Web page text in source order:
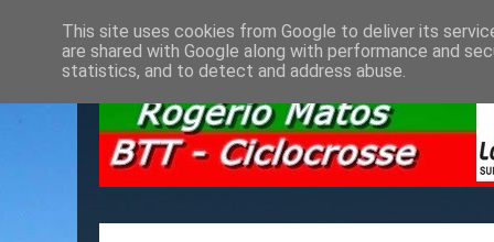
This site uses cookies from Google to deliver its
are shared with Google along with performance and
statistics, and to detect and address abuse.